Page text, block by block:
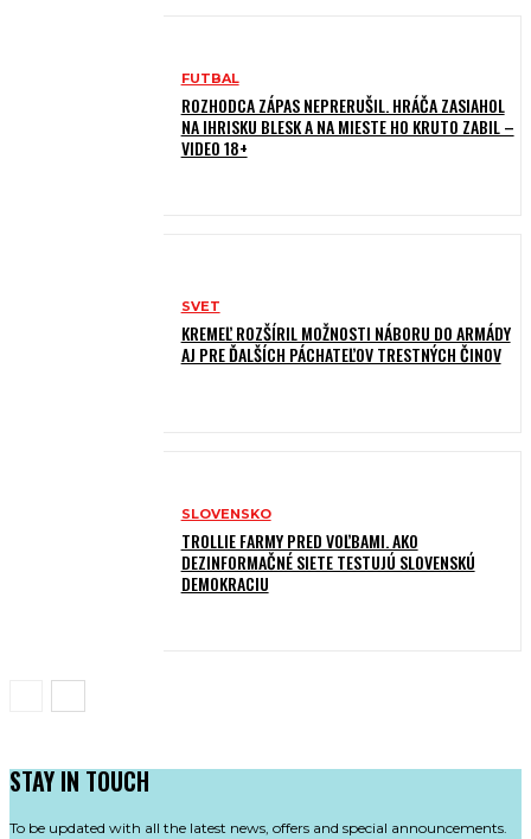
FUTBAL
ROZHODCA ZÁPAS NEPRERUŠIL. HRÁČA ZASIAHOL
NA IHRISKU BLESK A NA MIESTE HO KRUTO ZABIL –
VIDEO 18+
SVET
KREMEĽ ROZŠÍRIL MOŽNOSTI NÁBORU DO ARMÁDY
AJ PRE ĎALŠÍCH PÁCHATEĽOV TRESTNÝCH ČINOV
SLOVENSKO
TROLLIE FARMY PRED VOĽBAMI. AKO
DEZINFORMAČNÉ SIETE TESTUJÚ SLOVENSKÚ
DEMOKRACIU
STAY IN TOUCH
To be updated with all the latest news, offers and special announcements.